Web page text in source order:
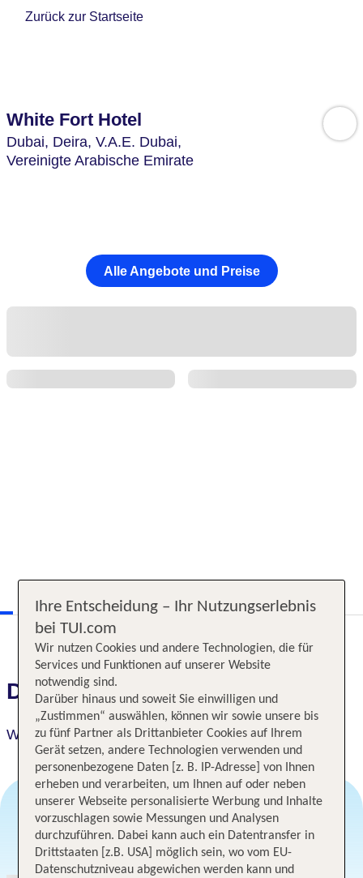
Zurück zur Startseite
White Fort Hotel
Dubai, Deira, V.A.E. Dubai,
Vereinigte Arabische Emirate
Alle Angebote und Preise
Das erwartet Sie
White Fort Hotel
Angebotsauswahl
Ihre Entscheidung – Ihr Nutzungserlebnis
bei TUI.com
Wir nutzen Cookies und andere Technologien, die für
Services und Funktionen auf unserer Website
notwendig sind.
Darüber hinaus und soweit Sie einwilligen und
„Zustimmen“ auswählen, können wir sowie unsere bis
zu fünf Partner als Drittanbieter Cookies auf Ihrem
Gerät setzen, andere Technologien verwenden und
personenbezogene Daten [z. B. IP-Adresse] von Ihnen
erheben und verarbeiten, um Ihnen auf oder neben
unserer Webseite personalisierte Werbung und Inhalte
vorzuschlagen sowie Messungen und Analysen
durchzuführen. Dabei kann auch ein Datentransfer in
Drittstaaten [z.B. USA] möglich sein, wo vom EU-
Datenschutzniveau abgewichen werden kann und